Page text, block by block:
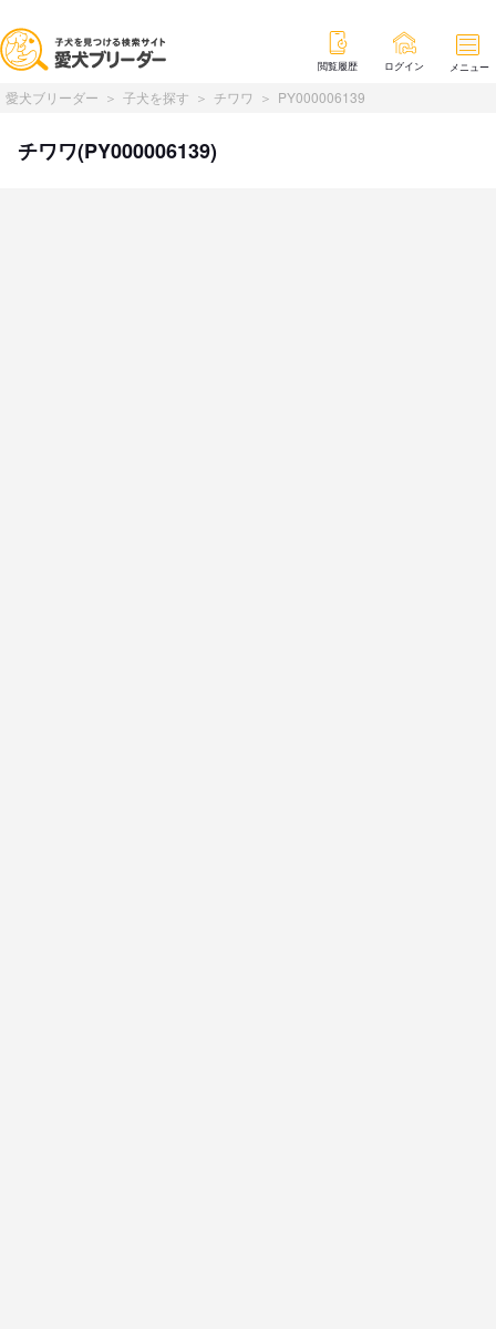
閲覧履歴 ログイン メニュー
愛犬ブリーダー 子犬を探す チワワ PY000006139
チワワ(PY000006139)